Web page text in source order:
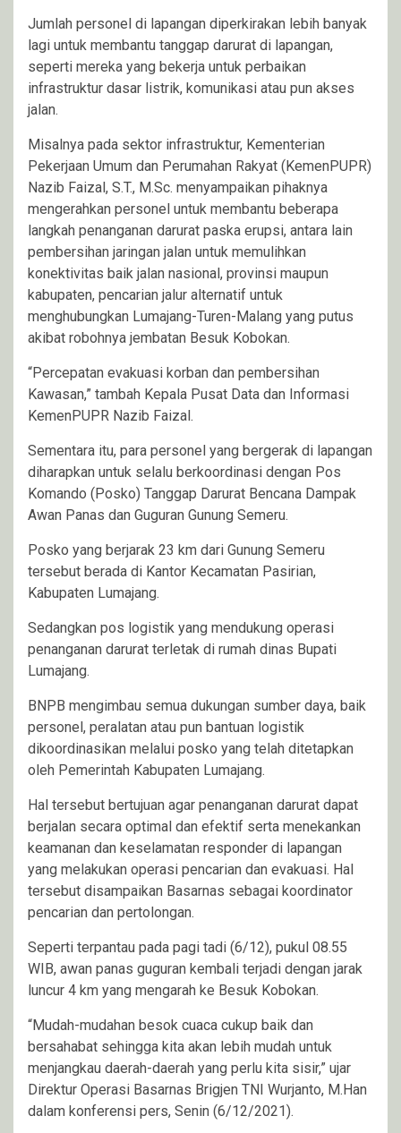
Jumlah personel di lapangan diperkirakan lebih banyak
lagi untuk membantu tanggap darurat di lapangan,
seperti mereka yang bekerja untuk perbaikan
infrastruktur dasar listrik, komunikasi atau pun akses
jalan.
Misalnya pada sektor infrastruktur, Kementerian
Pekerjaan Umum dan Perumahan Rakyat (KemenPUPR)
Nazib Faizal, S.T., M.Sc. menyampaikan pihaknya
mengerahkan personel untuk membantu beberapa
langkah penanganan darurat paska erupsi, antara lain
pembersihan jaringan jalan untuk memulihkan
konektivitas baik jalan nasional, provinsi maupun
kabupaten, pencarian jalur alternatif untuk
menghubungkan Lumajang-Turen-Malang yang putus
akibat robohnya jembatan Besuk Kobokan.
“Percepatan evakuasi korban dan pembersihan
Kawasan,” tambah Kepala Pusat Data dan Informasi
KemenPUPR Nazib Faizal.
Sementara itu, para personel yang bergerak di lapangan
diharapkan untuk selalu berkoordinasi dengan Pos
Komando (Posko) Tanggap Darurat Bencana Dampak
Awan Panas dan Guguran Gunung Semeru.
Posko yang berjarak 23 km dari Gunung Semeru
tersebut berada di Kantor Kecamatan Pasirian,
Kabupaten Lumajang.
Sedangkan pos logistik yang mendukung operasi
penanganan darurat terletak di rumah dinas Bupati
Lumajang.
BNPB mengimbau semua dukungan sumber daya, baik
personel, peralatan atau pun bantuan logistik
dikoordinasikan melalui posko yang telah ditetapkan
oleh Pemerintah Kabupaten Lumajang.
Hal tersebut bertujuan agar penanganan darurat dapat
berjalan secara optimal dan efektif serta menekankan
keamanan dan keselamatan responder di lapangan
yang melakukan operasi pencarian dan evakuasi. Hal
tersebut disampaikan Basarnas sebagai koordinator
pencarian dan pertolongan.
Seperti terpantau pada pagi tadi (6/12), pukul 08.55
WIB, awan panas guguran kembali terjadi dengan jarak
luncur 4 km yang mengarah ke Besuk Kobokan.
“Mudah-mudahan besok cuaca cukup baik dan
bersahabat sehingga kita akan lebih mudah untuk
menjangkau daerah-daerah yang perlu kita sisir,” ujar
Direktur Operasi Basarnas Brigjen TNI Wurjanto, M.Han
dalam konferensi pers, Senin (6/12/2021).